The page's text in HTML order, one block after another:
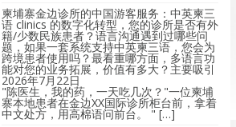
柬埔寨金边诊所的中国游客服务：中英柬三
语 clinics 的数字化转型，您的诊所是否有外
籍/少数民族患者？语言沟通遇到过哪些问
题，如果一套系统支持中英柬三语，您会为
跨境患者使用吗？最看重哪方面，多语言功
能对您的业务拓展，价值有多大？主要吸引
2026年7月22日
"陈医生，我的药，一天吃几次？"一位柬埔
寨本地患者在金边XX国际诊所柜台前，拿着
中文处方，用高棉语问前台。 " […]